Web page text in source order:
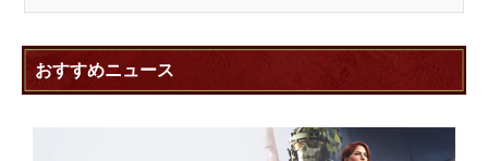
おすすめニュース